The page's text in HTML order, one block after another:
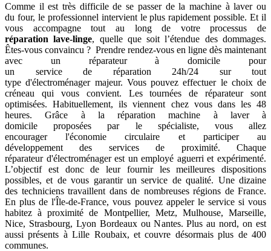
Comme il est très difficile de se passer de la machine à laver ou
du four, le professionnel intervient le plus rapidement possible. Et il
vous accompagne tout au long de votre processus de
réparation lave-linge, quelle que soit l’étendue des dommages.
Êtes-vous convaincu ? Prendre rendez-vous en ligne dès maintenant
avec un réparateur à domicile pour
un service de réparation 24h/24 sur tout
type d'électroménager majeur. Vous pouvez effectuer le choix de
créneau qui vous convient. Les tournées de réparateur sont
optimisées. Habituellement, ils viennent chez vous dans les 48
heures. Grâce à la réparation machine à laver à
domicile proposées par le spécialiste, vous allez
encourager l'économie circulaire et participer au
développement des services de proximité. Chaque
réparateur d'électroménager est un employé aguerri et expérimenté.
L’objectif est donc de leur fournir les meilleures dispositions
possibles, et de vous garantir un service de qualité. Une dizaine
des techniciens travaillent dans de nombreuses régions de France.
En plus de l'Île-de-France, vous pouvez appeler le service si vous
habitez à proximité de Montpellier, Metz, Mulhouse, Marseille,
Nice, Strasbourg, Lyon Bordeaux ou Nantes. Plus au nord, on est
aussi présents à Lille Roubaix, et couvre désormais plus de 400
communes.